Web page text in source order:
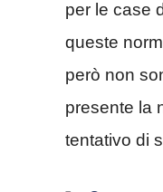
per le case
queste
però non
presente la
tentativo di